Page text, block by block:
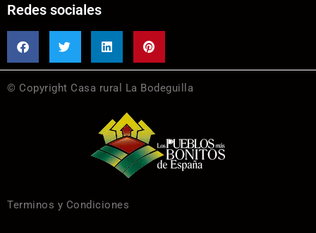
Redes sociales
© Copyright Casa rural La Bodeguilla
Terminos y Condiciones